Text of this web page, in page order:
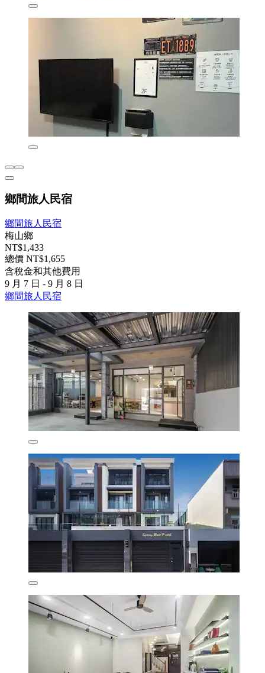
鄉間旅人民宿
鄉間旅人民宿
梅山鄉
NT$1,433
總價 NT$1,655
含稅金和其他費用
9 月 7 日 - 9 月 8 日
鄉間旅人民宿